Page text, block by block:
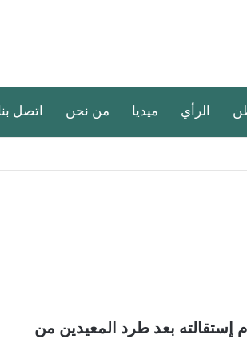
الرأي ميديا من نحن اتصل
إستقالته بعد طرد المعيدين من